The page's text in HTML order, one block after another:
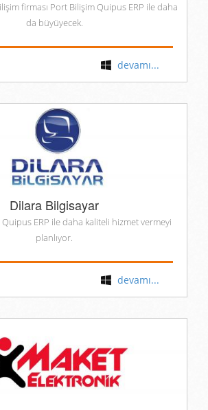
firması Port Bilişim Quipus ERP ile daha
da büyüyecek.
devamı...
Dilara Bilgisayar
ERP ile daha kaliteli hizmet vermeyi
planlıyor.
devamı...